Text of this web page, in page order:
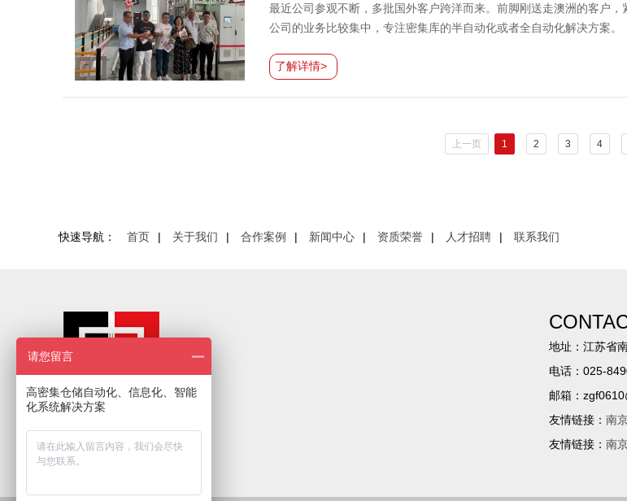
最近公司参观不断，多批国外客户跨洋而来。前脚刚送走澳洲的客户
公司的业务比较集中，专注密集库的半自动化或者全自动化解决方案。
了解详情>
上一页 1 2 3 4
快速导航： 首页 | 关于我们 | 合作案例 | 新闻中心 | 资质荣誉 | 人才招聘 | 联系我们
地址：江苏省
电话：025-
邮箱：
友情链接： 南
友情链接： 南
请您留言
高密集仓储自动化、信息化、智能
化系统解决方案